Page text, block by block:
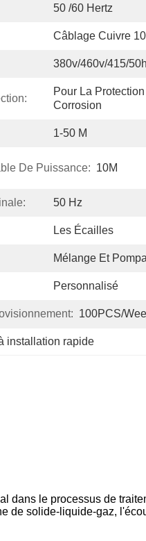
50 /60 Hertz
Câblage Cuivre
380v/460v/415/
Pour La
Corrosion
1-50 M
De Puissance: 10M
50 Hz
Les Écailles
Mélange Et
Personnalisé
100PCS/
installation rapide
dans le processus de
solide-liquide-gaz,